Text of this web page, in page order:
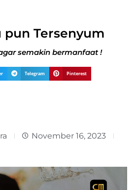
pun Tersenyum
semakin bermanfaat !
Telegram Pinterest
November 16, 2023